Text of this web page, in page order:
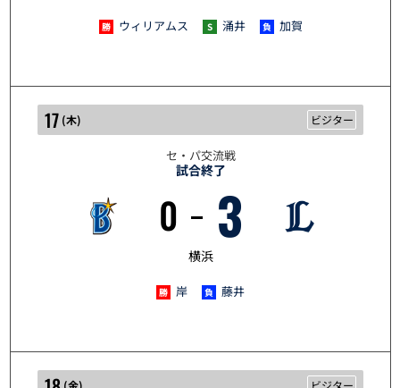
ウィリアムス 涌井 加賀
5/17
17 (木) ビジター
セ・パ交流戦
試合終了
0 3
横浜
岸 藤井
(金) ビジター